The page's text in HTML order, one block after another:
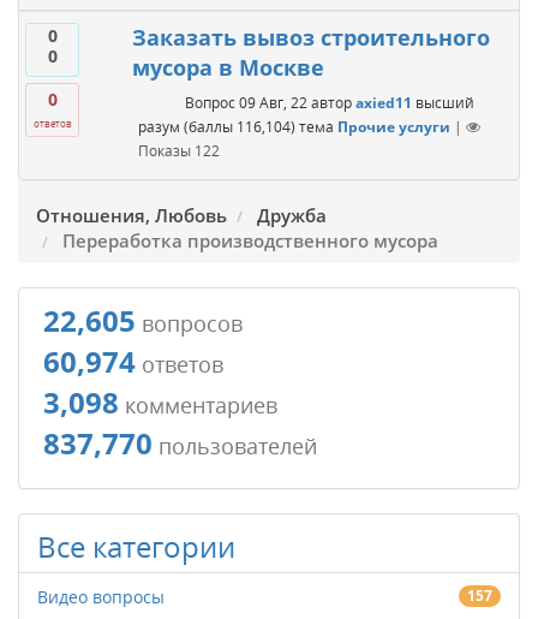
0
0
0
ответов
Заказать вывоз строительного
мусора в Москве
Вопрос 09 Авг, 22 авторaxied11 высший
разум (баллы 116,104) тема Прочие услуги |
Показы 122
Отношения, Любовь
Дружба
Переработка производственного мусора
22,605 вопросов
60,974 ответов
3,098 комментариев
837,770 пользователей
Все категории
Видео вопросы 157